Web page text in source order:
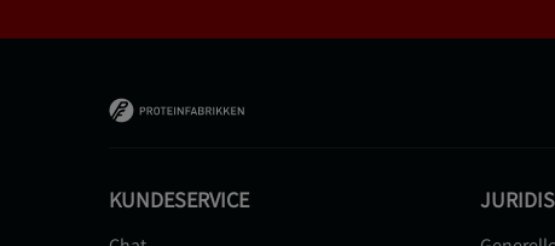
KUNDESERVICE